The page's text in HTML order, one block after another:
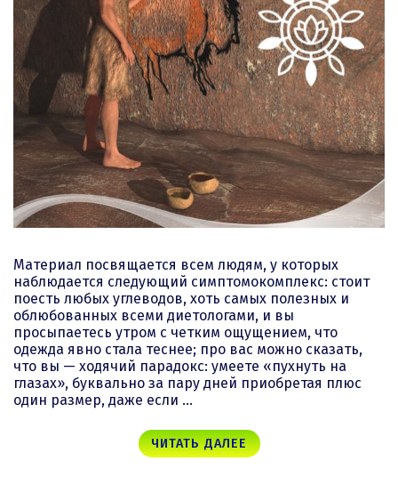
Материал посвящается всем людям, у которых
наблюдается следующий симптомокомплекс: стоит
поесть любых углеводов, хоть самых полезных и
облюбованных всеми диетологами, и вы
просыпаетесь утром с четким ощущением, что
одежда явно стала теснее; про вас можно сказать,
что вы — ходячий парадокс: умеете «пухнуть на
глазах», буквально за пару дней приобретая плюс
один размер, даже если …
ЧИТАТЬ ДАЛЕЕ